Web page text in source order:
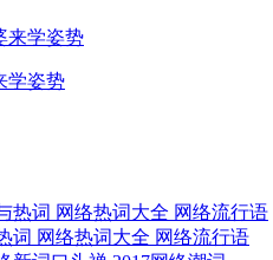
学姿势
词 网络热词大全 网络流行语